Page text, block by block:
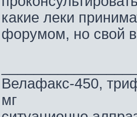
какие леки
форумом, но свой
Велафакс-450,
мг